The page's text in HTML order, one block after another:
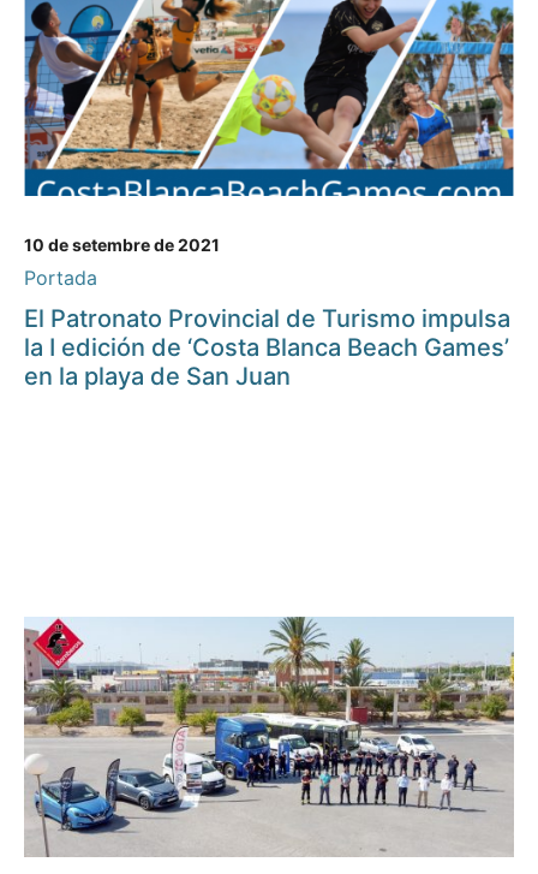
10 de setembre de 2021
Portada
El Patronato Provincial de Turismo impulsa
la I edición de ‘Costa Blanca Beach Games’
en la playa de San Juan